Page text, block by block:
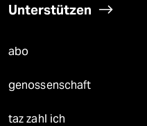
Unterstützen
abo
genossenschaft
taz zahl ich